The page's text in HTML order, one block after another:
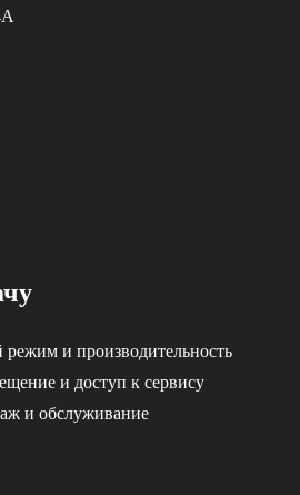
и производительность
и доступ к сервису
и обслуживание